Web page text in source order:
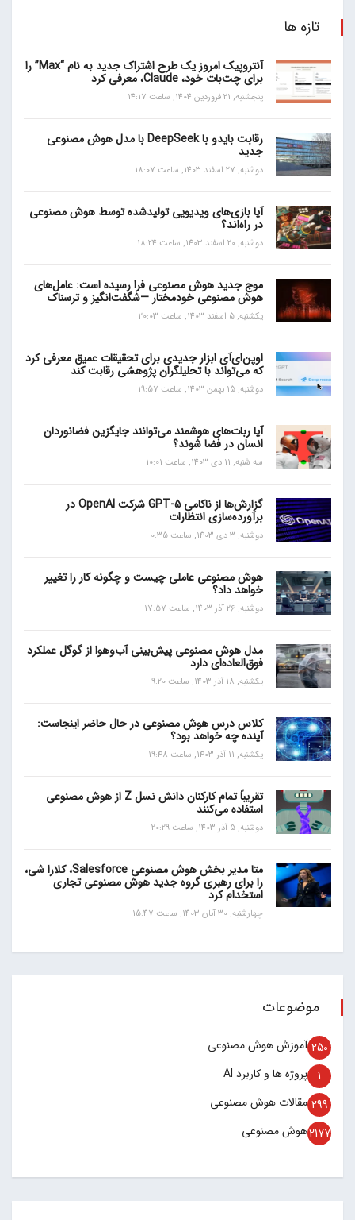
تازه ها
آنتروپیک امروز یک طرح اشتراک جدید به نام “Max” را
برای چت‌بات خود، Claude، معرفی کرد
پنجشنبه, 21 فروردین 1404, ساعت 14:17
رقابت بایدو با DeepSeek با مدل هوش مصنوعی
جدید
دوشنبه, 27 اسفند 1403, ساعت 18:07
آیا بازی‌های ویدیویی تولیدشده توسط هوش مصنوعی
در راه‌اند؟
دوشنبه, 20 اسفند 1403, ساعت 18:24
موج جدید هوش مصنوعی فرا رسیده است: عامل‌های
هوش مصنوعی خودمختار —شگفت‌انگیز و ترسناک
یکشنبه, 5 اسفند 1403, ساعت 20:03
اوپن‌ای‌آی ابزار جدیدی برای تحقیقات عمیق معرفی کرد
که می‌تواند با تحلیلگران پژوهشی رقابت کند
دوشنبه, 15 بهمن 1403, ساعت 19:57
آیا ربات‌های هوشمند می‌توانند جایگزین فضانوردان
انسان در فضا شوند؟
سه شنبه, 11 دی 1403, ساعت 10:01
گزارش‌ها از ناکامی GPT-5 شرکت OpenAI در
برآورده‌سازی انتظارات
دوشنبه, 3 دی 1403, ساعت 0:35
هوش مصنوعی عاملی چیست و چگونه کار را تغییر
خواهد داد؟
دوشنبه, 26 آذر 1403, ساعت 17:57
مدل هوش مصنوعی پیش‌بینی آب‌و‌هوا از گوگل عملکرد
فوق‌العاده‌ای دارد
یکشنبه, 18 آذر 1403, ساعت 9:20
کلاس درس هوش مصنوعی در حال حاضر اینجاست:
آینده چه خواهد بود؟
یکشنبه, 11 آذر 1403, ساعت 19:48
تقریباً تمام کارکنان دانش نسل Z از هوش مصنوعی
استفاده می‌کنند
دوشنبه, 5 آذر 1403, ساعت 20:29
متا مدیر بخش هوش مصنوعی Salesforce، کلارا شی،
را برای رهبری گروه جدید هوش مصنوعی تجاری
استخدام کرد
چهارشنبه, 30 آبان 1403, ساعت 15:47
موضوعات
آموزش هوش مصنوعی 250
پروژه ها و کاربرد AI 1
مقالات هوش مصنوعی 299
هوش مصنوعی2177